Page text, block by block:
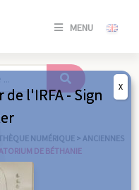
MENU
SE
/
NUMÉRIQUE > ANCIENNES
DE BÉTHANIE
l'IRFA - Sign
X